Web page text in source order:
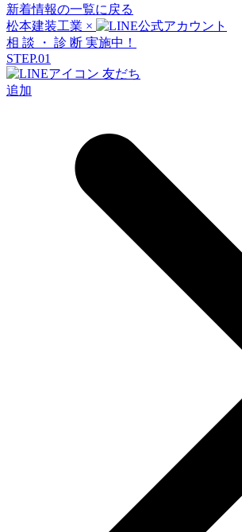
新着情報の一覧に戻る
松本建装工業 ×
相 談 ・ 診 断 実施中！
STEP.01
友だち
追加